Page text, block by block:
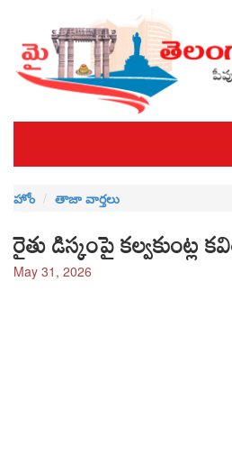
హోం
తాజా వార్తలు
రైతు డిస్కంపై కల్వకుంట్ల
May 31, 2026